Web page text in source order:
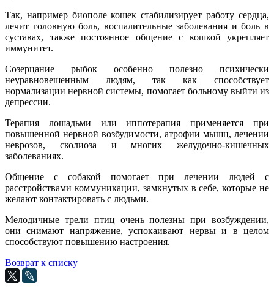
Так, например биополе кошек стабилизирует работу сердца,
лечит головную боль, воспалительные заболевания и боль в
суставах, также постоянное общение с кошкой укрепляет
иммунитет.
Созерцание рыбок особенно полезно психически
неуравновешенным людям, так как способствует
нормализации нервной системы, помогает больному выйти из
депрессии.
Терапия лошадьми или иппотерапия применяется при
повышенной нервной возбудимости, атрофии мышц, лечении
неврозов, сколиоза и многих желудочно-кишечных
заболеваниях.
Общение с собакой помогает при лечении людей с
расстройствами коммуникации, замкнутых в себе, которые не
желают контактировать с людьми.
Мелодичные трели птиц очень полезны при возбуждении,
они снимают напряжение, успокаивают нервы и в целом
способствуют повышению настроения.
Возврат к списку